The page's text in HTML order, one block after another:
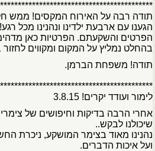
תודה רבה על האירוח המקסים! ממש חלקת
הגענו עם ארבעת ילדינו ונהנינו מכל
הפרטים והשקעתם. הפרטיות כאן
בהחלט נמליץ על המקום ומקווים לחזור
תודה! משפחת הברמן.
לימור ועודד יקרים! 3.8.15
אחרי הרבה בדיקות וחיפושים של
שיכולנו לבקש..
נהנינו מאוד בצימר המושקע, ניכרת
ועל איכות הדברים.